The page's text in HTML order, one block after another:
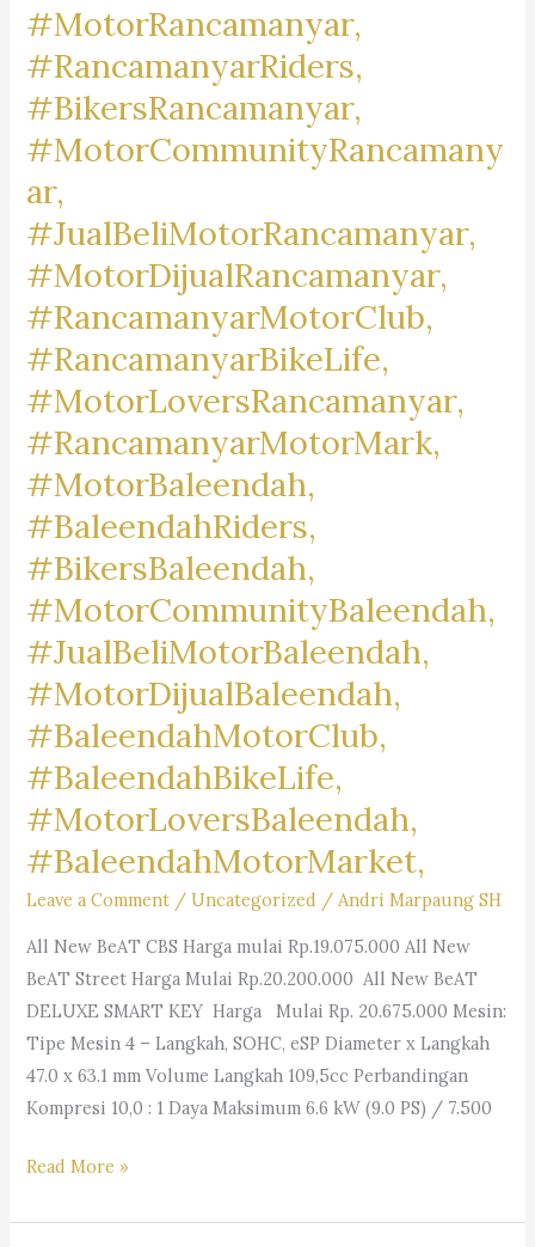
iur
N.
Supriatna., S.H., M.Hum.
–
Marpaung,
S.H.
M.H.
&
#MotorRancamanyar,
#RancamanyarRiders,
#BikersRancamanyar,
#MotorCommunityRancamany
ar,
#JualBeliMotorRancamanyar,
#MotorDijualRancamanyar,
#RancamanyarMotorClub,
#RancamanyarBikeLife,
#MotorLoversRancamanyar,
#RancamanyarMotorMark,
#MotorBaleendah,
#BaleendahRiders,
#BikersBaleendah,
#MotorCommunityBaleendah,
#JualBeliMotorBaleendah,
#MotorDijualBaleendah,
#BaleendahMotorClub,
#BaleendahBikeLife,
#MotorLoversBaleendah,
#BaleendahMotorMarket,
Leave a Comment /Uncategorized /Andri Marpaung SH
All New BeAT CBS Harga mulai Rp.19.075.000 All New
BeAT Street Harga Mulai Rp.20.200.000 All New BeAT
DELUXE SMART KEY Harga Mulai Rp. 20.675.000 Mesin:
Tipe Mesin 4 – Langkah, SOHC, eSP Diameter x Langkah
47.0 x 63.1 mm Volume Langkah 109,5cc Perbandingan
Kompresi 10,0 : 1 Daya Maksimum 6.6 kW (9.0 PS) / 7.500
#MotorRancamanyar,
#BikersRancamanyar,
Read More »